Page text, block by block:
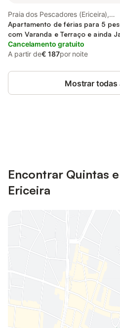
Praia dos Pescadores (Ericeira),
Ericeira
Apartamento de férias para 5
com Varanda e Terraço e ainda
Cancelamento gratuito
A partir de€ 187por noite
Mostrar todas
Encontrar Quintas
Ericeira